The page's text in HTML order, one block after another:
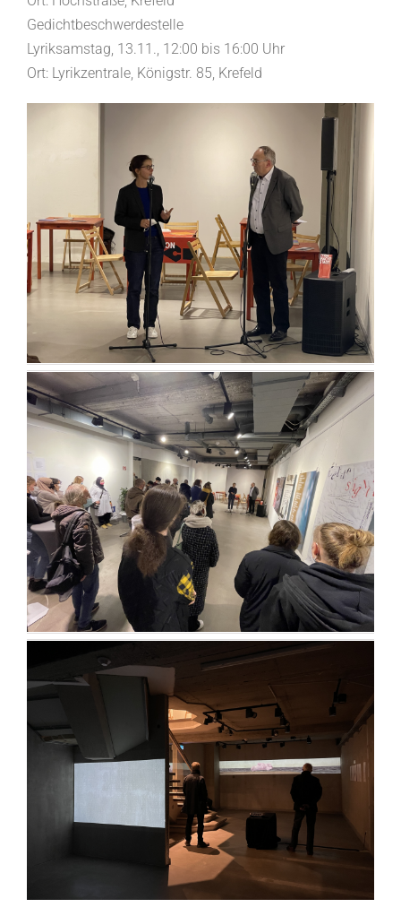
Gedichtbeschwerdestelle
Lyriksamstag, 13.11., 12:00 bis 16:00 Uhr
Ort: Lyrikzentrale, Königstr. 85, Krefeld